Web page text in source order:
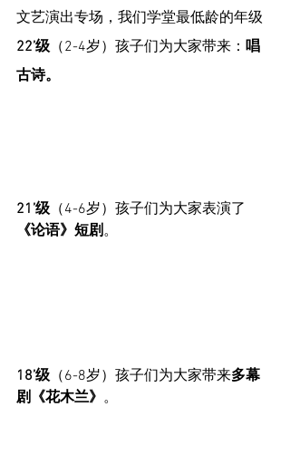
文艺演出专场，我们学堂最低龄的年级
22’级（2-4岁）孩子们为大家带来： 唱
古诗。
21’级（4-6岁）孩子们为大家表演了
《论语》短剧。
18’级（6-8岁）孩子们为大家带来多幕
剧《花木兰》 。